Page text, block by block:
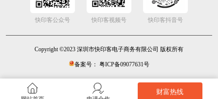
快印客公众号 快印客视频号 快印客抖音号
Copyright ©2023 深圳市快印客电子商务有限公司 版权所有
备案号： 粤ICP备09077631号
财富热线